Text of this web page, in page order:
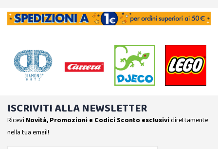
ISCRIVITI ALLA NEWSLETTER
Ricevi Novità, Promozioni e Codici Sconto esclusividirettamente
nella tua email!